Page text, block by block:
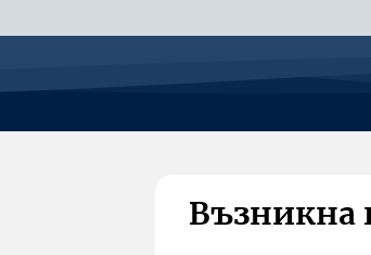
Възникна